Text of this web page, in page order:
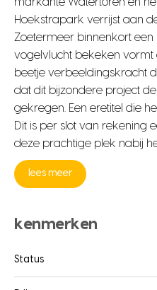
Hoekstrapark verrijst aan
Zoetermeer binnenkort
vogelvlucht bekeken vormt
beetje verbeeldingskracht
dat dit bijzondere project
gekregen. Een eretitel die
Dit is per slot van rekening
deze prachtige plek nabij
lees meer
kenmerken
Status